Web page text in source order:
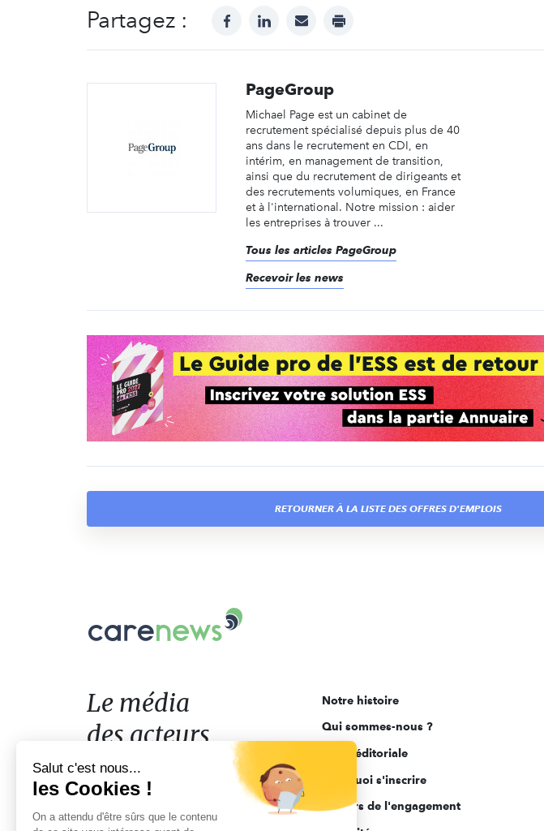
Partagez : facebooklinkedinmail print
PageGroup
Michael Page est un cabinet de
recrutement spécialisé depuis plus de 40
ans dans le recrutement en CDI, en
intérim, en management de transition,
ainsi que du recrutement de dirigeants et
des recrutements volumiques, en France
et à l'international. Notre mission : aider
les entreprises à trouver ...
Tous les articles PageGroup
Recevoir les news
RETOURNER À LA LISTE DES OFFRES D'EMPLOIS
Le
acteurs
de
l'engagement
Le média
des acteurs
de l'engagement
Notre histoire
Qui sommes-nous ?
Ligne éditoriale
Pourquoi s'inscrire
Acteurs de l'engagement
Salut c'est nous...
les Cookies !
On a attendu d'être sûrs que le contenu